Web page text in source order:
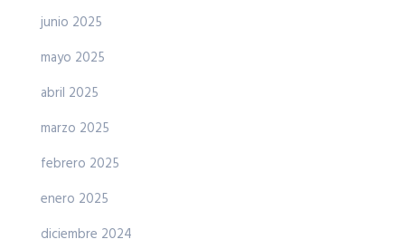
junio 2025
mayo 2025
abril 2025
marzo 2025
febrero 2025
enero 2025
diciembre 2024